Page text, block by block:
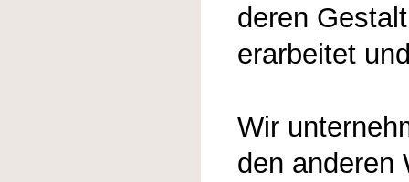
deren
erarbeitet
Wir
den anderen